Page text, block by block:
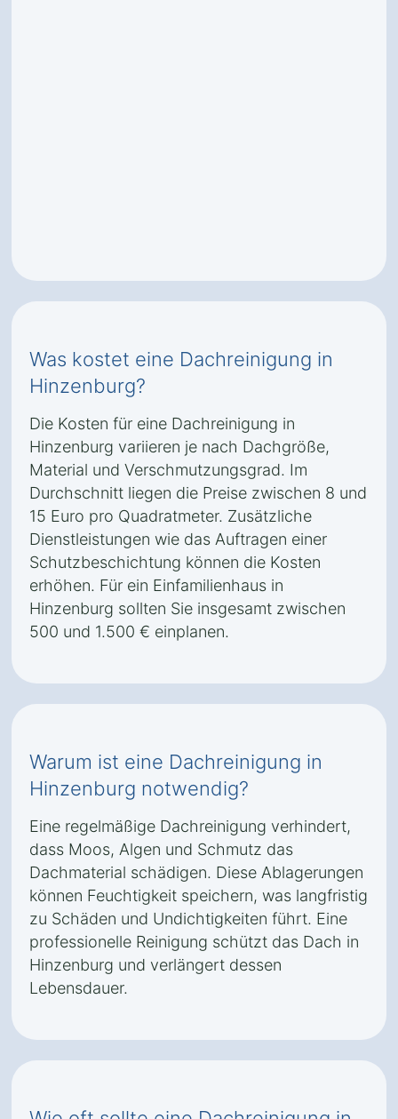
Was kostet eine Dachreinigung in
Hinzenburg?
Die Kosten für eine Dachreinigung in
Hinzenburg variieren je nach Dachgröße,
Material und Verschmutzungsgrad. Im
Durchschnitt liegen die Preise zwischen 8 und
15 Euro pro Quadratmeter. Zusätzliche
Dienstleistungen wie das Auftragen einer
Schutzbeschichtung können die Kosten
erhöhen. Für ein Einfamilienhaus in
Hinzenburg sollten Sie insgesamt zwischen
500 und 1.500 € einplanen.
Warum ist eine Dachreinigung in
Hinzenburg notwendig?
Eine regelmäßige Dachreinigung verhindert,
dass Moos, Algen und Schmutz das
Dachmaterial schädigen. Diese Ablagerungen
können Feuchtigkeit speichern, was langfristig
zu Schäden und Undichtigkeiten führt. Eine
professionelle Reinigung schützt das Dach in
Hinzenburg und verlängert dessen
Lebensdauer.